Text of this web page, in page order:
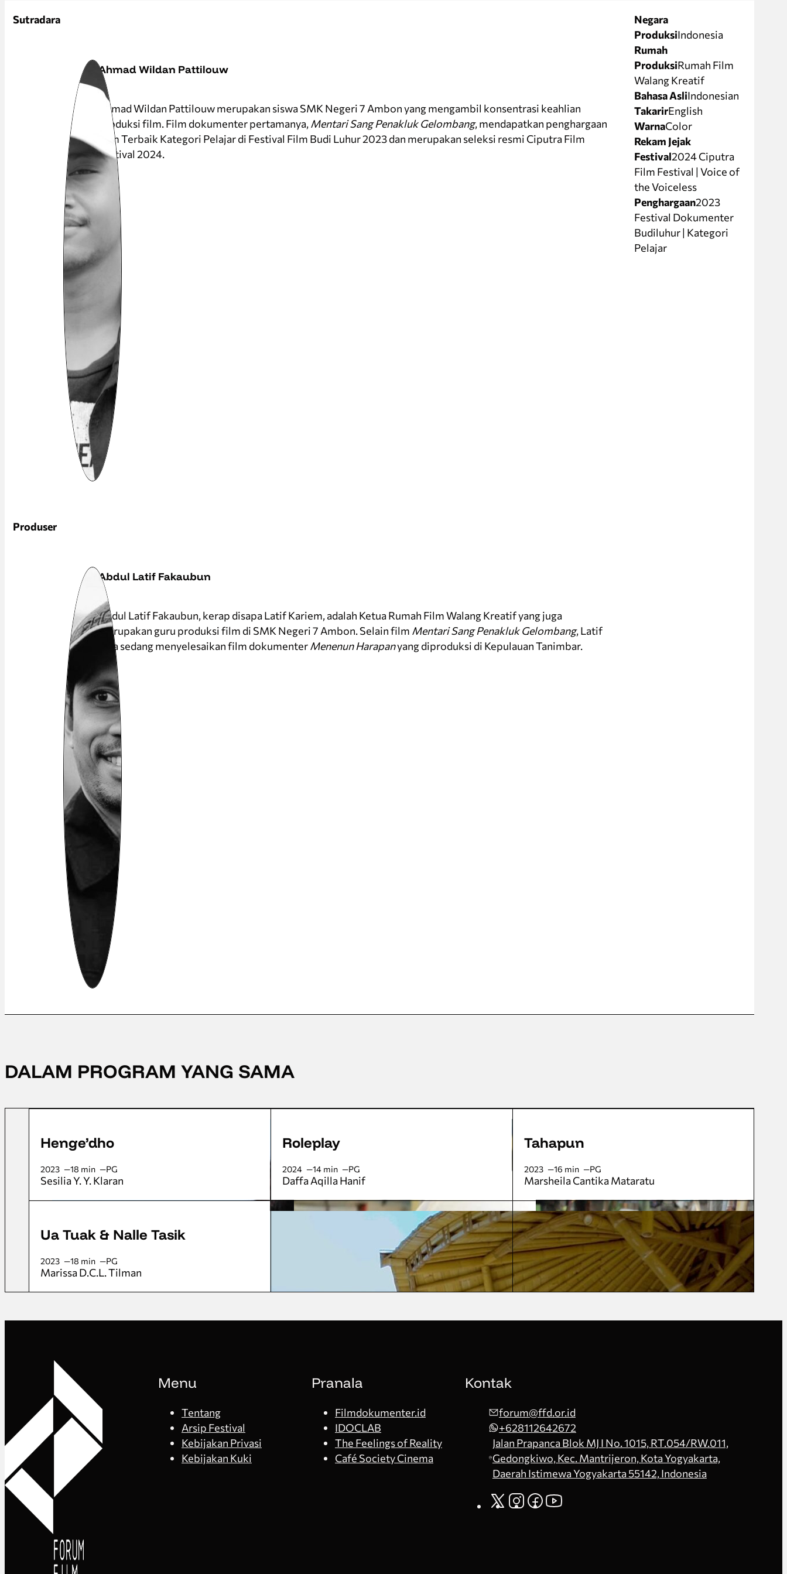
Sutradara
Ahmad Wildan Pattilouw
Ahmad Wildan Pattilouw merupakan siswa SMK Negeri 7 Ambon yang mengambil konsentrasi keahlian
produksi film. Film dokumenter pertamanya, Mentari Sang Penakluk Gelombang, mendapatkan penghargaan
Film Terbaik Kategori Pelajar di Festival Film Budi Luhur 2023 dan merupakan seleksi resmi Ciputra Film
Festival 2024.
Produser
Abdul Latif Fakaubun
Abdul Latif Fakaubun, kerap disapa Latif Kariem, adalah Ketua Rumah Film Walang Kreatif yang juga
merupakan guru produksi film di SMK Negeri 7 Ambon. Selain film Mentari Sang Penakluk Gelombang, Latif
juga sedang menyelesaikan film dokumenterMenenun Harapanyang diproduksi di Kepulauan Tanimbar.
Negara
ProduksiIndonesia
Rumah
ProduksiRumah Film
Walang Kreatif
Bahasa AsliIndonesian
TakarirEnglish
WarnaColor
Rekam Jejak
Festival2024 Ciputra
Film Festival | Voice of
the Voiceless
Penghargaan2023
Festival Dokumenter
Budiluhur | Kategori
Pelajar
DALAM PROGRAM YANG SAMA
Henge’dho
2023 18 min PG
Sesilia Y. Y. Klaran
Roleplay
2024 14 min PG
Daffa Aqilla Hanif
Tahapun
2023 16 min PG
Marsheila Cantika Mataratu
Ua Tuak & Nalle Tasik
2023 18 min PG
Marissa D.C.L. Tilman
Menu
Tentang
Arsip Festival
Kebijakan Privasi
Kebijakan Kuki
Pranala
Filmdokumenter.id
IDOCLAB
The Feelings of Reality
Café Society Cinema
Kontak
forum@ffd.or.id
+628112642672
Jalan Prapanca Blok MJ I No. 1015, RT.054/RW.011,
Gedongkiwo, Kec. Mantrijeron, Kota Yogyakarta,
Daerah Istimewa Yogyakarta 55142, Indonesia